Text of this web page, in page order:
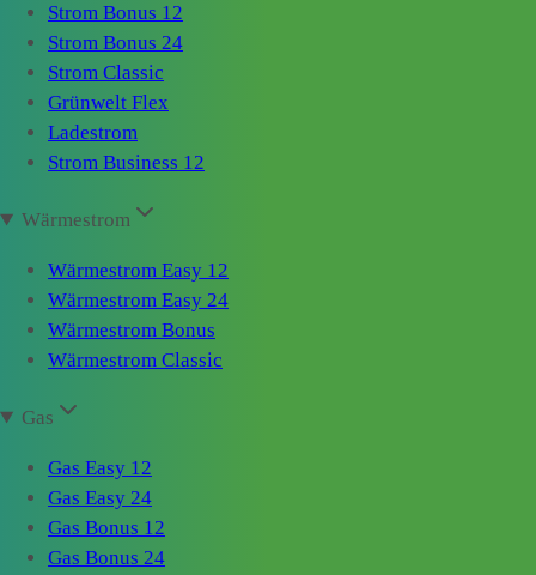
Strom Bonus 12
Strom Bonus 24
Strom Classic
Grünwelt Flex
Ladestrom
Strom Business 12
Wärmestrom
Wärmestrom Easy 12
Wärmestrom Easy 24
Wärmestrom Bonus
Wärmestrom Classic
Gas
Gas Easy 12
Gas Easy 24
Gas Bonus 12
Gas Bonus 24